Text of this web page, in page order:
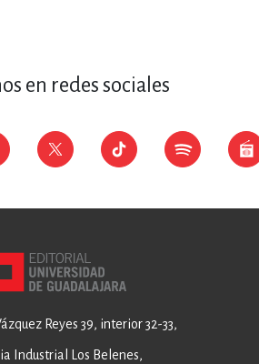
en redes sociales
Reyes 39, interior 32-33,
Industrial Los Belenes,